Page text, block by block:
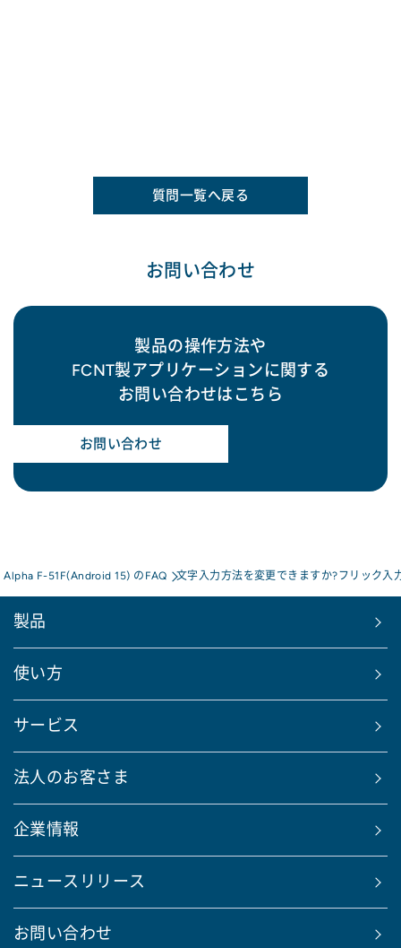
質問一覧へ戻る
お問い合わせ
製品の操作方法や
FCNT製アプリケーションに関する
お問い合わせはこちら
お問い合わせ
Alpha F-51F(Android 15) のFAQ 文字入力方法を変更できますか?フリック入
製品
使い方
サービス
法人のお客さま
企業情報
ニュースリリース
お問い合わせ